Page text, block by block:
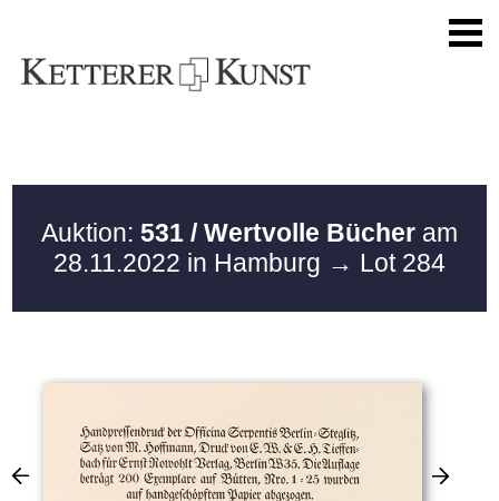
Auktion: 531 / Wertvolle Bücher am
28.11.2022 in Hamburg → Lot 284